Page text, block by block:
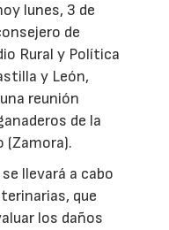
lunes, 3 de
de
Rural y Política
y León,
reunión
de la
(Zamora).
llevará a cabo
que
los daños